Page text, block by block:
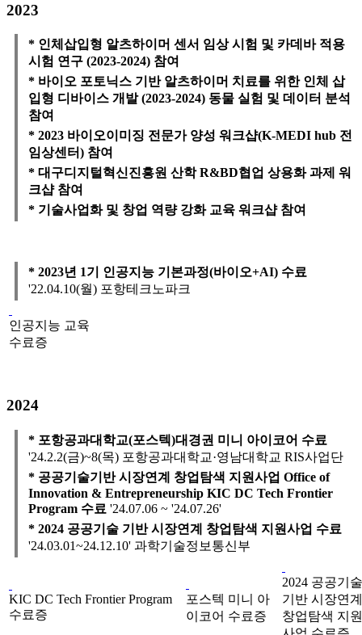
2023
* 인체삽입형 알츠하이머 센서 임상 시험 및 카데바 적용
시험 연구 (2023-2024) 참여
* 바이오 포토닉스 기반 알츠하이머 치료를 위한 인체 삽
입형 디바이스 개발 (2023-2024) 동물 실험 및 데이터 분석
참여
* 2023 바이오이미징 전문가 양성 워크샵(K-MEDI hub 전
임상센터) 참여
* 대구디지털혁신진흥원 산학 R&BD협업 상용화 과제 워
크샵 참여
* 기술사업화 및 창업 역량 강화 교육 워크샵 참여
* 2023년 1기 인공지능 기본과정(바이오+AI) 수료
'22.04.10(월) 포항테크노파크
인공지능 교육
수료증
2024
* 포항공과대학교(포스텍)대경권 미니 아이코어 수료
'24.2.2(금)~8(목) 포항공과대학교·영남대학교 RIS사업단
* 공공기술기반 시장연계 창업탐색 지원사업 Office of
Innovation & Entrepreneurship KIC DC Tech Frontier
Program 수료 '24.07.06 ~ '24.07.26'
* 2024 공공기술 기반 시장연계 창업탐색 지원사업 수료
'24.03.01~24.12.10' 과학기술정보통신부
KIC DC Tech Frontier Program
수료증
포스텍 미니 아
이코어 수료증
2024 공공기술
기반 시장연계
창업탐색 지원